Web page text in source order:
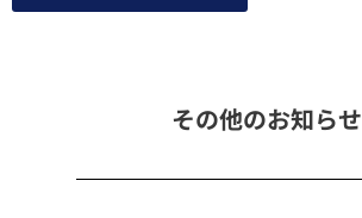
その他のお知らせ